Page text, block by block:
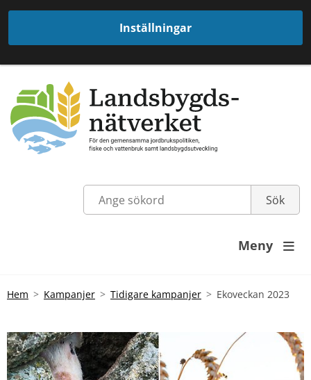
Inställningar
Meny 
Hem Kampanjer Tidigare kampanjer Ekoveckan 2023